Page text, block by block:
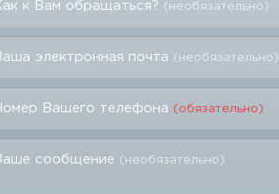
к Вам обращаться? (необязательно)
электронная почта (необязательно)
Вашего телефона (обязательно)
сообщение (необязательно)